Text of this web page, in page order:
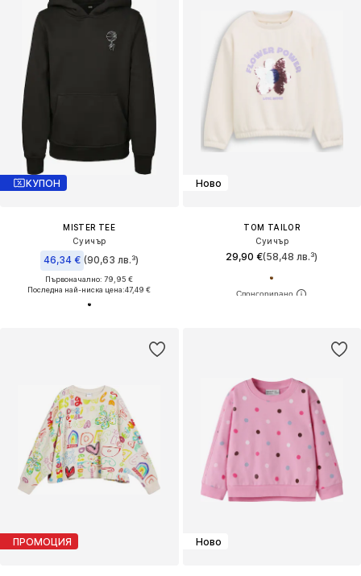
КУПОН
MISTER TEE
Суичър
46,34 € (90,63 лв.³)
Първоначално: 79,95 €
Последна най-ниска цена:47,49 €
Ново
TOM TAILOR
Суичър
29,90 €(58,48 лв.³)
ПРОМОЦИЯ Ново